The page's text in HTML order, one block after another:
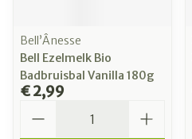
Bell’Ânesse
Bell Ezelmelk Bio
Badbruisbal Vanilla 180g
€ 2,99